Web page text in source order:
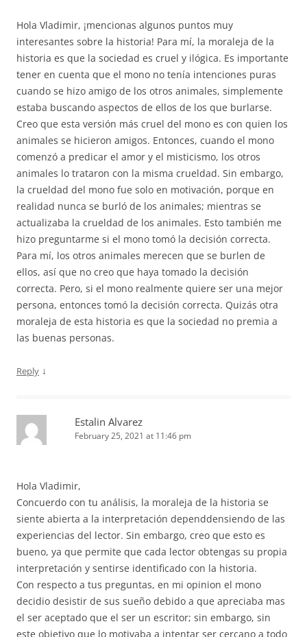
Hola Vladimir, ¡mencionas algunos puntos muy
interesantes sobre la historia! Para mí, la moraleja de la
historia es que la sociedad es cruel y ilógica. Es importante
tener en cuenta que el mono no tenía intenciones puras
cuando se hizo amigo de los otros animales, simplemente
estaba buscando aspectos de ellos de los que burlarse.
Creo que esta versión más cruel del mono es con quien los
animales se hicieron amigos. Entonces, cuando el mono
comenzó a predicar el amor y el misticismo, los otros
animales lo trataron con la misma crueldad. Sin embargo,
la crueldad del mono fue solo en motivación, porque en
realidad nunca se burló de los animales; mientras se
actualizaba la crueldad de los animales. Esto también me
hizo preguntarme si el mono tomó la decisión correcta.
Para mí, los otros animales merecen que se burlen de
ellos, así que no creo que haya tomado la decisión
correcta. Pero, si el mono realmente quiere ser una mejor
persona, entonces tomó la decisión correcta. Quizás otra
moraleja de esta historia es que la sociedad no premia a
las buenas personas.
Reply ↓
Estalin Alvarez
February 25, 2021 at 11:46 pm
Hola Vladimir,
Concuerdo con tu análisis, la moraleja de la historia se
siente abierta a la interpretación dependdensiendo de las
experiencias del lector. Sin embargo, creo que esto es
bueno, ya que permite que cada lector obtengas su propia
interpretación y sentirse identificado con la historia.
Con respecto a tus preguntas, en mi opinion el mono
decidio desistir de sus sueño debido a que apreciaba mas
el ser aceptado que el ser un escritor; sin embargo, sin
este objetivo que lo motivaba a intentar ser cercano a todo